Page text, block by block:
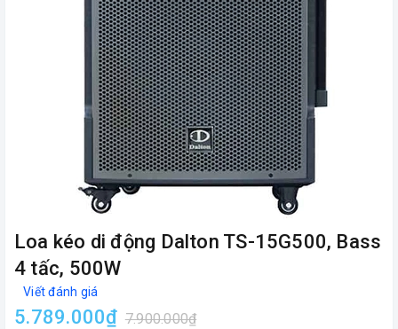
Loa kéo di động Dalton TS-15G500, Bass
4 tấc, 500W
Viết đánh giá
5.789.000₫ 7.900.000₫